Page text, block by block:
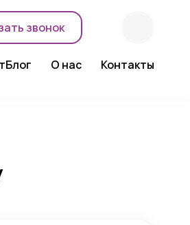
звонок
Блог О нас Контакты